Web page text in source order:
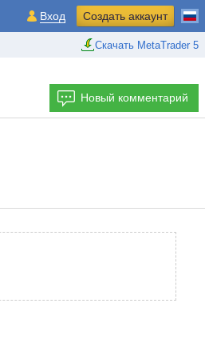
Скачать MetaTrader 5
Вход Создать аккаунт
Новый комментарий